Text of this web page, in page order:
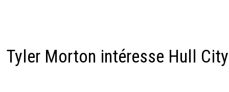
Tyler Morton intéresse Hull City